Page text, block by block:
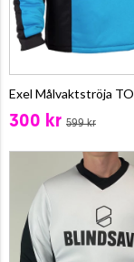
Exel Målvaktströja
300 kr 599 kr